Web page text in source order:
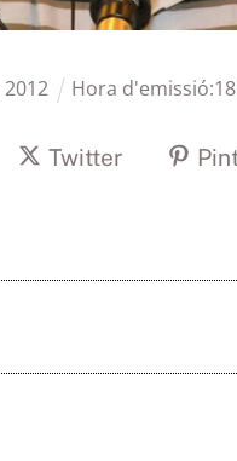
2012 Hora d'emissió:18
Twitter